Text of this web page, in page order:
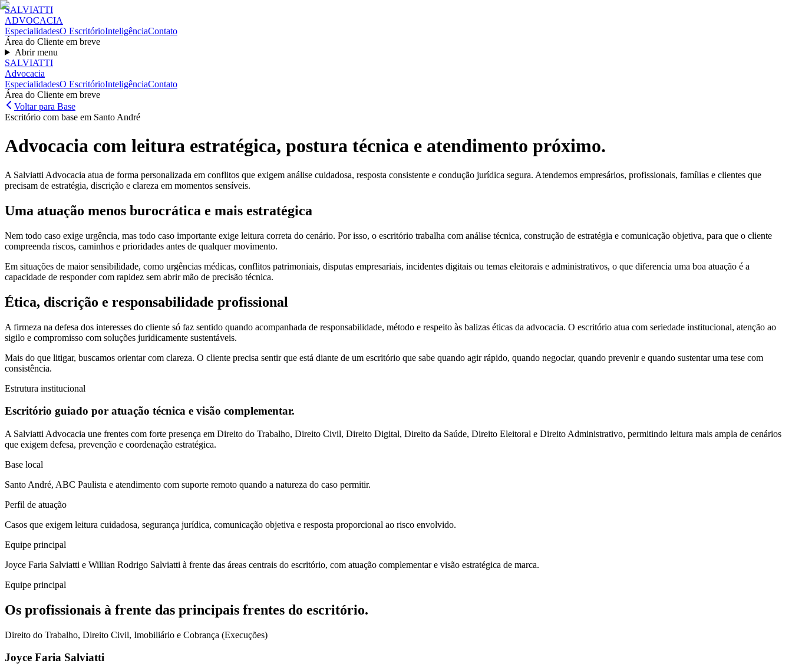
SALVIATTI
ADVOCACIA
EspecialidadesO EscritórioInteligênciaContato
Área do Cliente em breve
Abrir menu
SALVIATTI
Advocacia
EspecialidadesO EscritórioInteligênciaContato
Área do Cliente em breve
Voltar para Base
Escritório com base em Santo André
Advocacia com leitura estratégica, postura técnica e atendimento próximo.
A Salviatti Advocacia atua de forma personalizada em conflitos que exigem análise cuidadosa, resposta consistente e condução jurídica segura. Atendemos empresários, profissionais, famílias e clientes que
precisam de estratégia, discrição e clareza em momentos sensíveis.
Uma atuação menos burocrática e mais estratégica
Nem todo caso exige urgência, mas todo caso importante exige leitura correta do cenário. Por isso, o escritório trabalha com análise técnica, construção de estratégia e comunicação objetiva, para que o cliente
compreenda riscos, caminhos e prioridades antes de qualquer movimento.
Em situações de maior sensibilidade, como urgências médicas, conflitos patrimoniais, disputas empresariais, incidentes digitais ou temas eleitorais e administrativos, o que diferencia uma boa atuação é a
capacidade de responder com rapidez sem abrir mão de precisão técnica.
Ética, discrição e responsabilidade profissional
A firmeza na defesa dos interesses do cliente só faz sentido quando acompanhada de responsabilidade, método e respeito às balizas éticas da advocacia. O escritório atua com seriedade institucional, atenção ao
sigilo e compromisso com soluções juridicamente sustentáveis.
Mais do que litigar, buscamos orientar com clareza. O cliente precisa sentir que está diante de um escritório que sabe quando agir rápido, quando negociar, quando prevenir e quando sustentar uma tese com
consistência.
Estrutura institucional
Escritório guiado por atuação técnica e visão complementar.
A Salviatti Advocacia une frentes com forte presença em Direito do Trabalho, Direito Civil, Direito Digital, Direito da Saúde, Direito Eleitoral e Direito Administrativo, permitindo leitura mais ampla de cenários
que exigem defesa, prevenção e coordenação estratégica.
Base local
Santo André, ABC Paulista e atendimento com suporte remoto quando a natureza do caso permitir.
Perfil de atuação
Casos que exigem leitura cuidadosa, segurança jurídica, comunicação objetiva e resposta proporcional ao risco envolvido.
Equipe principal
Joyce Faria Salviatti e Willian Rodrigo Salviatti à frente das áreas centrais do escritório, com atuação complementar e visão estratégica de marca.
Equipe principal
Os profissionais à frente das principais frentes do escritório.
Direito do Trabalho, Direito Civil, Imobiliário e Cobrança (Execuções)
Joyce Faria Salviatti